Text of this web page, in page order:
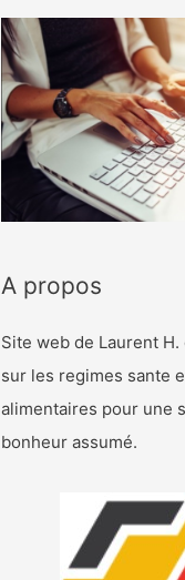
A propos
Site web de Laurent
sur les regimes sante
alimentaires pour une
bonheur assumé.